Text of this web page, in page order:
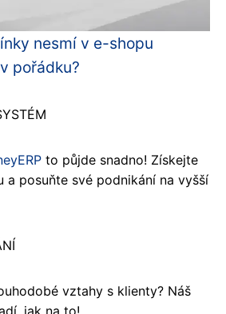
nesmí v e-shopu
pořádku?
to půjde snadno! Získejte
a posuňte své podnikání na vyšší
vztahy s klienty? Náš
jak na to!